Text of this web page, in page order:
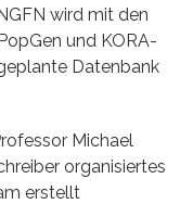
wird mit den
und KORA-
Datenbank
Michael
organisiertes
erstellt